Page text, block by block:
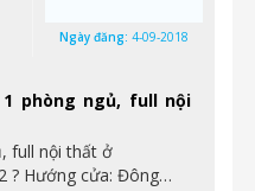
1 phòng ngủ, full nội
full nội thất ở
? Hướng cửa: Đông…
Ngày đăng: 4-09-2018